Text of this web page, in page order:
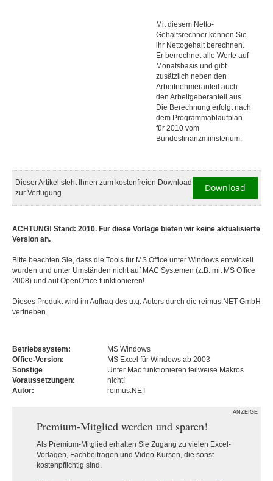
Mit diesem Netto-
Gehaltsrechner können Sie
ihr Nettogehalt berechnen.
Er berrechnet alle Werte auf
Monatsbasis und gibt
zusätzlich neben den
Arbeitnehmeranteil auch
den Arbeitgeberanteil aus.
Die Berechnung erfolgt nach
dem Programmablaufplan
für 2010 vom
Bundesfinanzministerium.
Dieser Artikel steht Ihnen zum kostenfreien Download
zur Verfügung
Download
ACHTUNG! Stand: 2010. Für diese Vorlage bieten wir keine aktualisierte
Version an.
Bitte beachten Sie, dass die Tools für MS Office unter Windows entwickelt
wurden und unter Umständen nicht auf MAC Systemen (z.B. mit MS Office
2008) und auf OpenOffice funktionieren!
Dieses Produkt wird im Auftrag des u.g. Autors durch die reimus.NET GmbH
vertrieben.
Betriebssystem:
MS Windows
Office-Version:
MS Excel für Windows ab 2003
Sonstige
Voraussetzungen:
Unter Mac funktionieren teilweise Makros
nicht!
Autor:
reimus.NET
ANZEIGE
Premium-Mitglied werden und sparen!
Als Premium-Mitglied erhalten Sie Zugang zu vielen Excel-
Vorlagen, Fachbeiträgen und Video-Kursen, die sonst
kostenpflichtig sind.